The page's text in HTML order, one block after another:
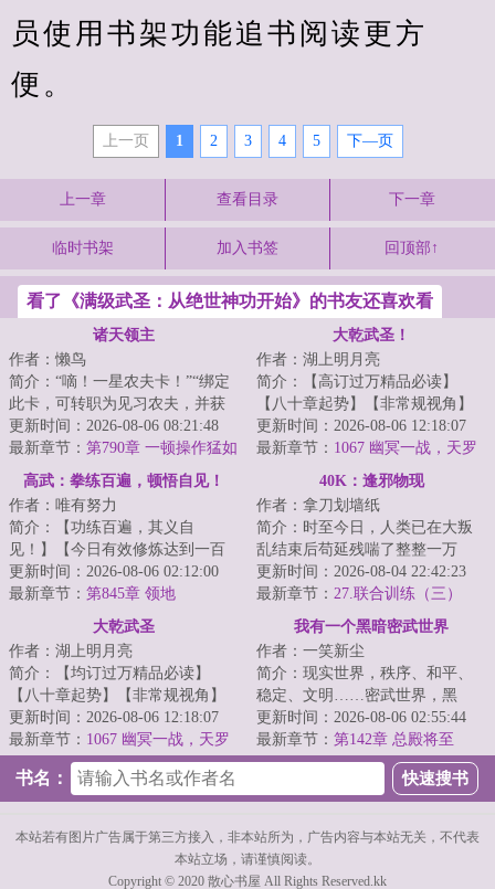
员使用书架功能追书阅读更方
便。
上一页 1 2 3 4 5 下—页
上一章 查看目录 下一章
临时书架 加入书签 回顶部↑
看了《满级武圣：从绝世神功开始》的书友还喜欢看
诸天领主
作者：懒鸟
简介：“嘀！一星农夫卡！”“绑定
此卡，可转职为见习农夫，并获
得职业天赋所耕种的土地肥沃度
被动增加%...
更新时间：2026-08-06 08:21:48
最新章节： 第790章 一顿操作猛如
虎
大乾武圣！
作者：湖上明月亮
简介：【高订过万精品必读】
【八十章起势】【非常规视角】
陈平安穿越数年，在便宜老爹临
死前的运作下，成...
更新时间：2026-08-06 12:18:07
最新章节： 1067 幽冥一战，天罗
高武：拳练百遍，顿悟自见！
作者：唯有努力
简介：【功练百遍，其义自
见！】【今日有效修炼达到一百
次，获得一次“顿悟”】在这个拳能
倒转山河，腿可...
更新时间：2026-08-06 02:12:00
最新章节： 第845章 领地
40K：逢邪物现
作者：拿刀划墙纸
简介：时至今日，人类已在大叛
乱结束后苟延残喘了整整一万
年。新生儿不再学习曾经的历
史，过往的英雄如今...
更新时间：2026-08-04 22:42:23
最新章节： 27.联合训练（三）
大乾武圣
作者：湖上明月亮
简介：【均订过万精品必读】
【八十章起势】【非常规视角】
【武道新尝试】【体系流】【淡
淡品悦，书香自在...
更新时间：2026-08-06 12:18:07
最新章节： 1067 幽冥一战，天罗
我有一个黑暗密武世界
作者：一笑新尘
简介：现实世界，秩序、和平、
稳定、文明……密武世界，黑
暗、危险、灰烬、畸变陈峰穿越
而来，成为锦城大...
更新时间：2026-08-06 02:55:44
最新章节： 第142章 总殿将至
书名：
本站若有图片广告属于第三方接入，非本站所为，广告内容与本站无关，不代表
本站立场，请谨慎阅读。
Copyright © 2020 散心书屋 All Rights Reserved.kk